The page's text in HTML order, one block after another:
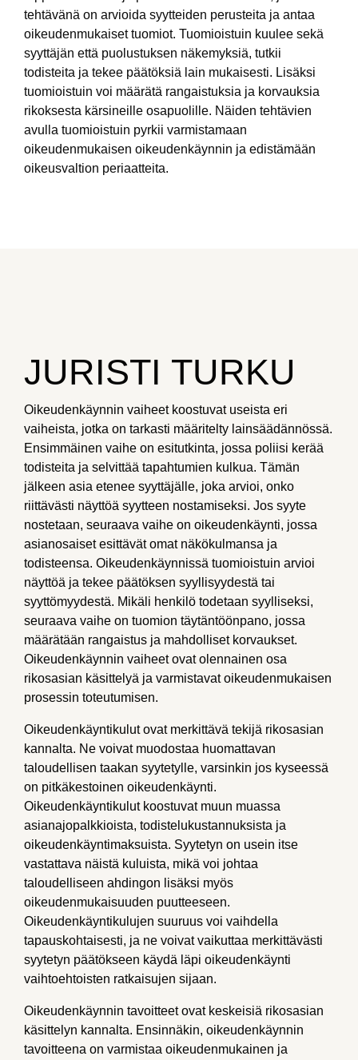
tehtävänä on arvioida syytteiden perusteita ja antaa
oikeudenmukaiset tuomiot. Tuomioistuin kuulee sekä
syyttäjän että puolustuksen näkemyksiä, tutkii
todisteita ja tekee päätöksiä lain mukaisesti. Lisäksi
tuomioistuin voi määrätä rangaistuksia ja korvauksia
rikoksesta kärsineille osapuolille. Näiden tehtävien
avulla tuomioistuin pyrkii varmistamaan
oikeudenmukaisen oikeudenkäynnin ja edistämään
oikeusvaltion periaatteita.
JURISTI TURKU
Oikeudenkäynnin vaiheet koostuvat useista eri
vaiheista, jotka on tarkasti määritelty lainsäädännössä.
Ensimmäinen vaihe on esitutkinta, jossa poliisi kerää
todisteita ja selvittää tapahtumien kulkua. Tämän
jälkeen asia etenee syyttäjälle, joka arvioi, onko
riittävästi näyttöä syytteen nostamiseksi. Jos syyte
nostetaan, seuraava vaihe on oikeudenkäynti, jossa
asianosaiset esittävät omat näkökulmansa ja
todisteensa. Oikeudenkäynnissä tuomioistuin arvioi
näyttöä ja tekee päätöksen syyllisyydestä tai
syyttömyydestä. Mikäli henkilö todetaan syylliseksi,
seuraava vaihe on tuomion täytäntöönpano, jossa
määrätään rangaistus ja mahdolliset korvaukset.
Oikeudenkäynnin vaiheet ovat olennainen osa
rikosasian käsittelyä ja varmistavat oikeudenmukaisen
prosessin toteutumisen.
Oikeudenkäyntikulut ovat merkittävä tekijä rikosasian
kannalta. Ne voivat muodostaa huomattavan
taloudellisen taakan syytetylle, varsinkin jos kyseessä
on pitkäkestoinen oikeudenkäynti.
Oikeudenkäyntikulut koostuvat muun muassa
asianajopalkkioista, todistelukustannuksista ja
oikeudenkäyntimaksuista. Syytetyn on usein itse
vastattava näistä kuluista, mikä voi johtaa
taloudelliseen ahdingon lisäksi myös
oikeudenmukaisuuden puutteeseen.
Oikeudenkäyntikulujen suuruus voi vaihdella
tapauskohtaisesti, ja ne voivat vaikuttaa merkittävästi
syytetyn päätökseen käydä läpi oikeudenkäynti
vaihtoehtoisten ratkaisujen sijaan.
Oikeudenkäynnin tavoitteet ovat keskeisiä rikosasian
käsittelyn kannalta. Ensinnäkin, oikeudenkäynnin
tavoitteena on varmistaa oikeudenmukainen ja